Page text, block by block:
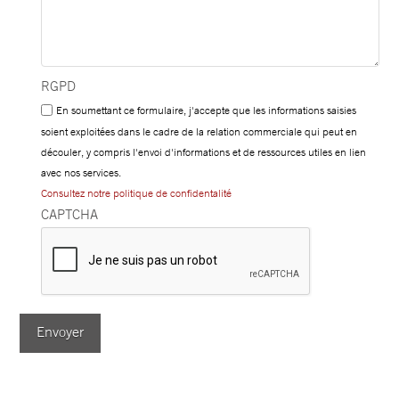
RGPD
En soumettant ce formulaire, j'accepte que les informations saisies
soient exploitées dans le cadre de la relation commerciale qui peut en
découler, y compris l'envoi d'informations et de ressources utiles en lien
avec nos services.
Consultez notre politique de confidentalité
CAPTCHA
Envoyer